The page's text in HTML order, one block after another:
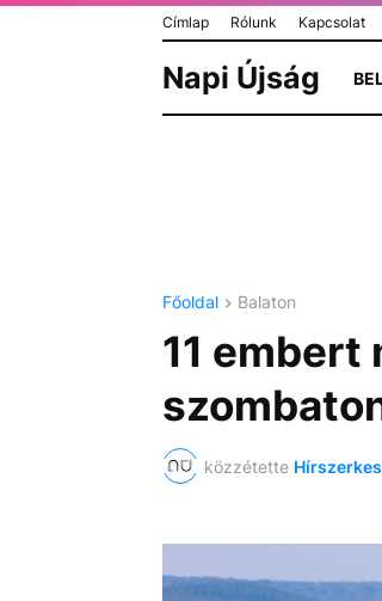
Címlap Rólunk Kapcsolat
Napi Újság
Főoldal Balaton
11 embert
közzétette